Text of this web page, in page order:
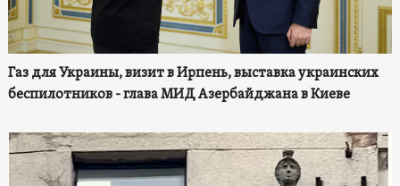
Газ для Украины, визит в Ирпень, выставка украинских
беспилотников - глава МИД Азербайджана в Киеве